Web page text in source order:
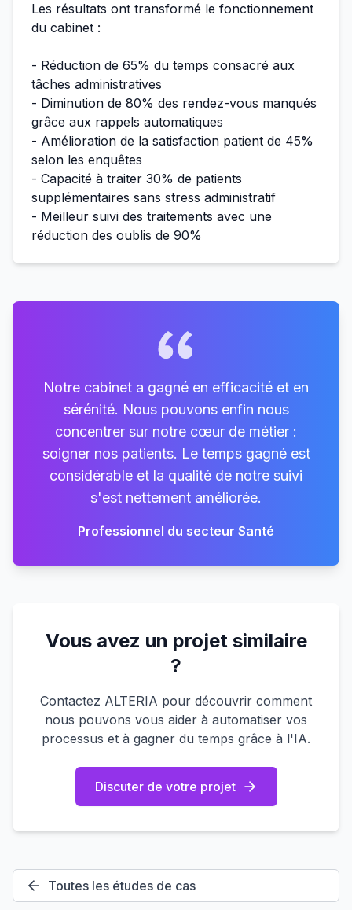
Les résultats ont transformé le fonctionnement
du cabinet :
- Réduction de 65% du temps consacré aux
tâches administratives
- Diminution de 80% des rendez-vous manqués
grâce aux rappels automatiques
- Amélioration de la satisfaction patient de 45%
selon les enquêtes
- Capacité à traiter 30% de patients
supplémentaires sans stress administratif
- Meilleur suivi des traitements avec une
réduction des oublis de 90%
Notre cabinet a gagné en efficacité et en
sérénité. Nous pouvons enfin nous
concentrer sur notre cœur de métier :
soigner nos patients. Le temps gagné est
considérable et la qualité de notre suivi
s'est nettement améliorée.
Professionnel du secteur Santé
Vous avez un projet similaire
?
Contactez ALTERIA pour découvrir comment
nous pouvons vous aider à automatiser vos
processus et à gagner du temps grâce à l'IA.
Discuter de votre projet
Toutes les études de cas